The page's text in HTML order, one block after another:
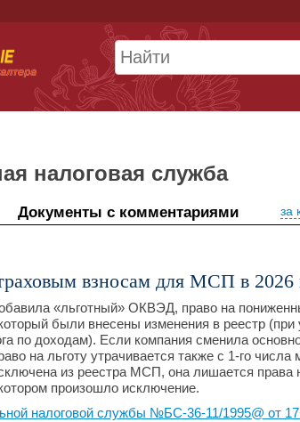
налоговая служба
Документы с комментариями за
взносам для МСП в 2026
«льготный» ОКВЭД, право на
были внесены изменения в реестр
по доходам). Если компания сменила
на льготу утрачивается также с 1-го
из реестра МСП, она лишается права
произошло исключение.
налоговой службы №БС-36-11/1995@ от